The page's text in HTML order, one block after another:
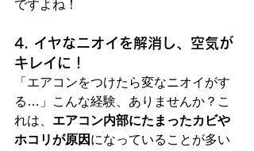
ですよね！
4. イヤなニオイを解消し、空気が
キレイに！
「エアコンをつけたら変なニオイがす
る…」こんな経験、ありませんか？こ
れは、 エアコン内部にたまったカビや
ホコリが原因 になっていることが多い